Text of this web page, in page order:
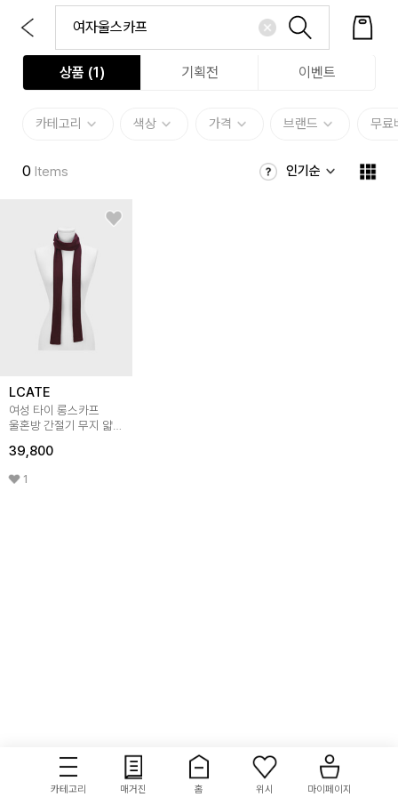
상품 (1 ) 기획전 이벤트
카테고리 색상 가격 브랜드 무료
0 Items 인기순
LCATE
여성 타이 롱스카프
울혼방 간절기 무지 얇은
39,800
1
카테고리 매거진 홈 위시 마이페이지